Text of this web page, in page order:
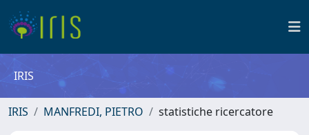
IRIS
IRIS MANFREDI, PIETRO statistiche ricercatore